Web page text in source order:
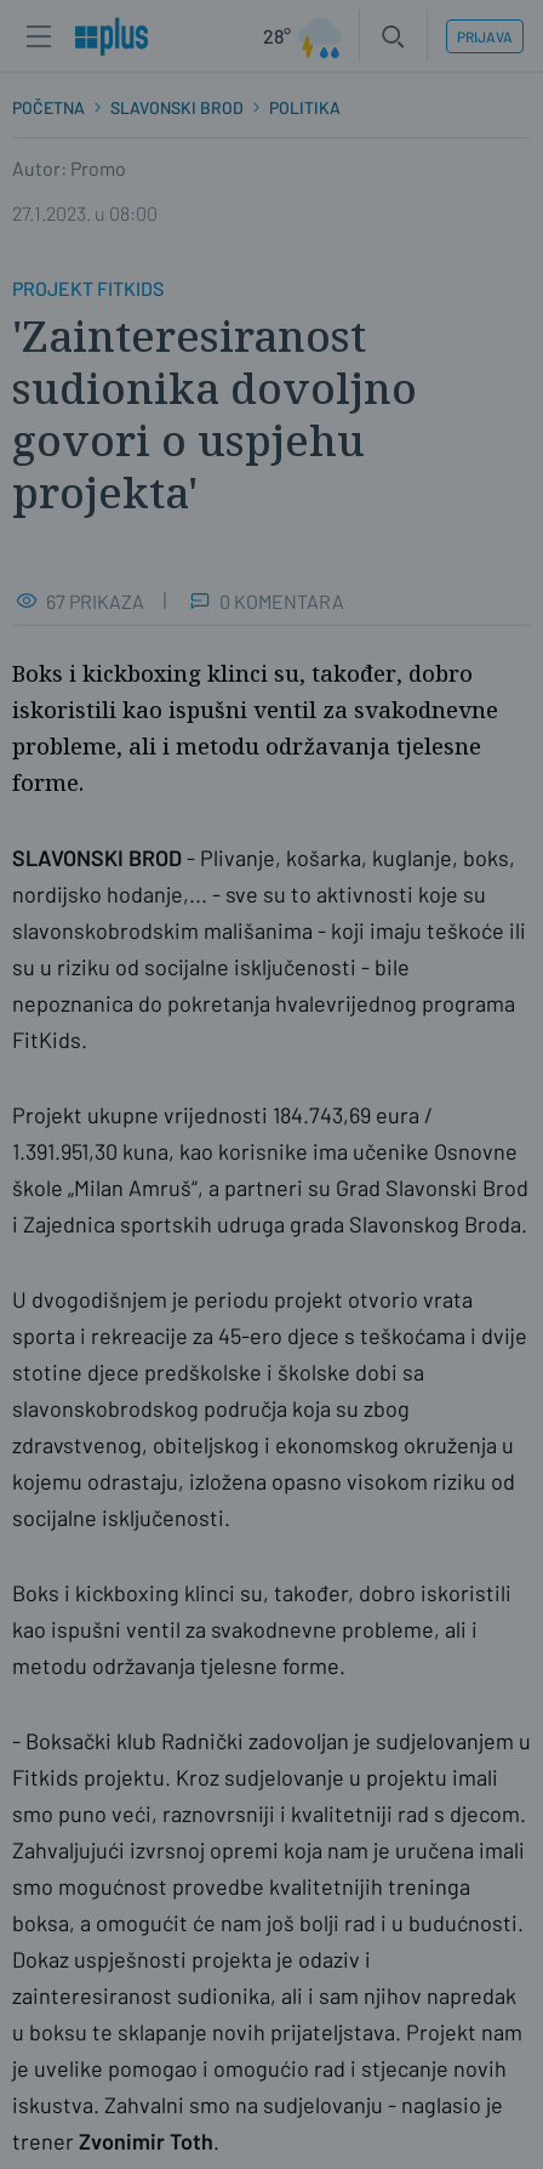
28° PRIJAVA
POČETNA SLAVONSKI BROD POLITIKA
Autor: Promo
27.1.2023. u 08:00
PROJEKT FITKIDS
'Zainteresiranost
sudionika dovoljno
govori o uspjehu
projekta'
Projekt FitKids
67 PRIKAZA 0 KOMENTARA
Boks i kickboxing klinci su, također, dobro
iskoristili kao ispušni ventil za svakodnevne
probleme, ali i metodu održavanja tjelesne
forme.
SLAVONSKI BROD- Plivanje, košarka, kuglanje, boks,
nordijsko hodanje,... - sve su to aktivnosti koje su
slavonskobrodskim mališanima - koji imaju teškoće ili
su u riziku od socijalne isključenosti - bile
nepoznanica do pokretanja hvalevrijednog programa
FitKids.
Projekt ukupne vrijednosti 184.743,69 eura /
1.391.951,30 kuna, kao korisnike ima učenike Osnovne
škole „Milan Amruš“, a partneri su Grad Slavonski Brod
i Zajednica sportskih udruga grada Slavonskog Broda.
U dvogodišnjem je periodu projekt otvorio vrata
sporta i rekreacije za 45-ero djece s teškoćama i dvije
stotine djece predškolske i školske dobi sa
slavonskobrodskog područja koja su zbog
zdravstvenog, obiteljskog i ekonomskog okruženja u
kojemu odrastaju, izložena opasno visokom riziku od
socijalne isključenosti.
Boks i kickboxing klinci su, također, dobro iskoristili
kao ispušni ventil za svakodnevne probleme, ali i
metodu održavanja tjelesne forme.
- Boksački klub Radnički zadovoljan je sudjelovanjem u
Fitkids projektu. Kroz sudjelovanje u projektu imali
smo puno veći, raznovrsniji i kvalitetniji rad s djecom.
Zahvaljujući izvrsnoj opremi koja nam je uručena imali
smo mogućnost provedbe kvalitetnijih treninga
boksa, a omogućit će nam još bolji rad i u budućnosti.
Dokaz uspješnosti projekta je odaziv i
zainteresiranost sudionika, ali i sam njihov napredak
u boksu te sklapanje novih prijateljstava. Projekt nam
je uvelike pomogao i omogućio rad i stjecanje novih
iskustva. Zahvalni smo na sudjelovanju - naglasio je
trener Zvonimir Toth.